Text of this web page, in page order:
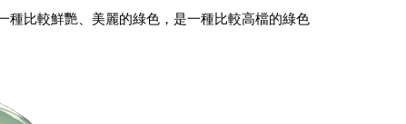
種比較鮮艷、美麗的綠色，是一種比較高檔的綠色